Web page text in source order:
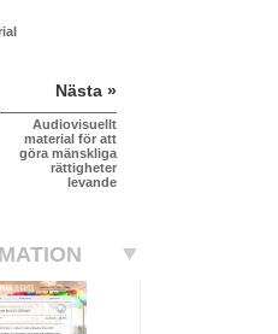
Nästa »
Audiovisuellt
material för att
göra mänskliga
rättigheter
levande